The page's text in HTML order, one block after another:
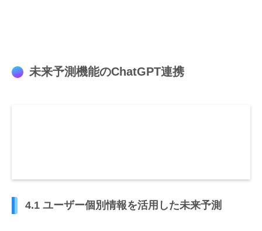
未来予測機能のChatGPT連携
4.1 ユーザー個別情報を活用した未来予測